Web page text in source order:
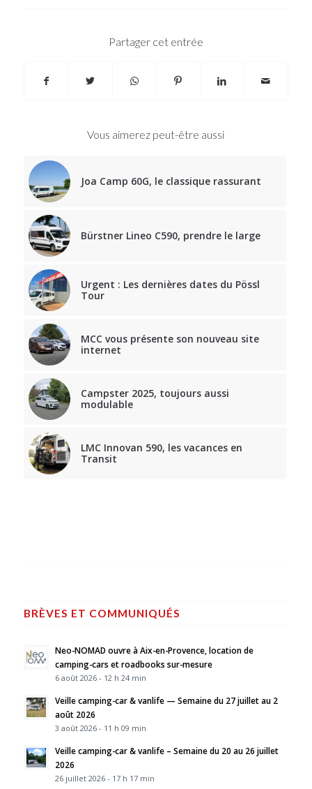
Partager cet entrée
Vous aimerez peut-être aussi
Joa Camp 60G, le classique rassurant
Bürstner Lineo C590, prendre le large
Urgent : Les dernières dates du Pössl
Tour
MCC vous présente son nouveau site
internet
Campster 2025, toujours aussi
modulable
LMC Innovan 590, les vacances en
Transit
BRÈVES ET COMMUNIQUÉS
Neo-NOMAD ouvre à Aix-en-Provence, location de
camping-cars et roadbooks sur-mesure
6 août 2026 - 12 h 24 min
Veille camping-car & vanlife — Semaine du 27 juillet au 2
août 2026
3 août 2026 - 11 h 09 min
Veille camping-car & vanlife – Semaine du 20 au 26 juillet
2026
26 juillet 2026 - 17 h 17 min